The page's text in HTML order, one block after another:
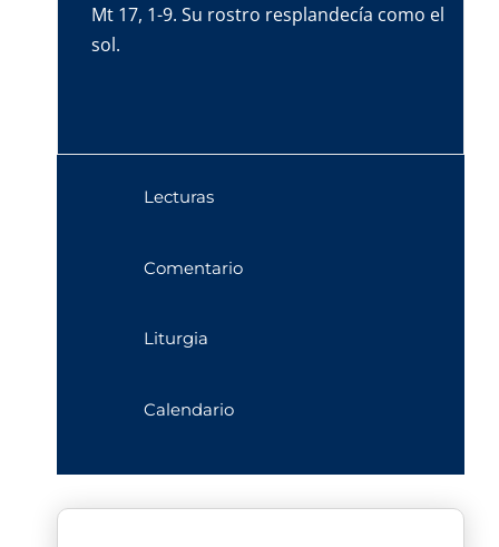
Mt 17, 1-9. Su rostro resplandecía como el
sol.
Lecturas
Comentario
Liturgia
Calendario